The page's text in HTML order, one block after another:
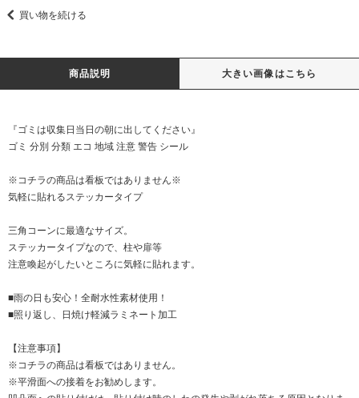
買い物を続ける
商品説明 大きい画像はこちら
『ゴミは収集日当日の朝に出してください』
ゴミ 分別 分類 エコ 地域 注意 警告 シール
※コチラの商品は看板ではありません※
気軽に貼れるステッカータイプ
三角コーンに最適なサイズ。
ステッカータイプなので、柱や扉等
注意喚起がしたいところに気軽に貼れます。
■雨の日も安心！全耐水性素材使用！
■照り返し、日焼け軽減ラミネート加工
【注意事項】
※コチラの商品は看板ではありません。
※平滑面への接着をお勧めします。